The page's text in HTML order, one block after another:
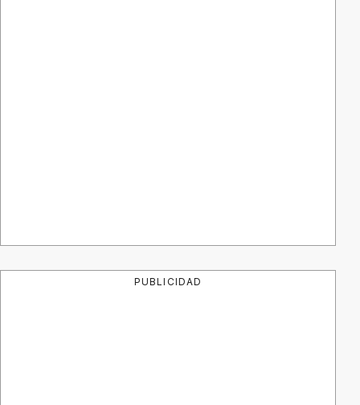
PUBLICIDAD